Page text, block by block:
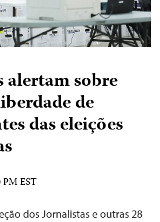
alertam sobre
de
das eleições
PM EST
dos Jornalistas e outras 28